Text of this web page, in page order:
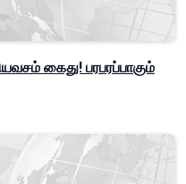
கைது! பரபரப்பாகும்